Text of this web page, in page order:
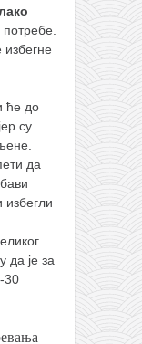
избегне
ће до
су
да
избегли
да је за
30